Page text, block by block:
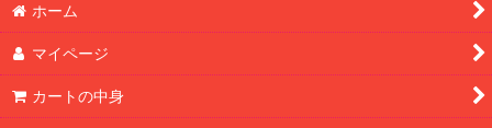
ホーム
マイページ
カートの中身